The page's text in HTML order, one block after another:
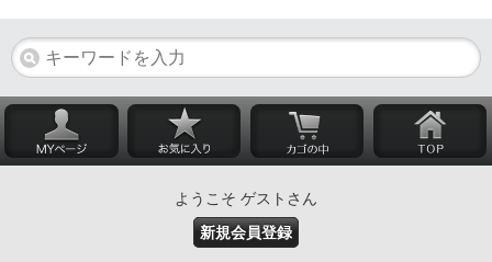
ようこそ ゲストさん
新規会員登録